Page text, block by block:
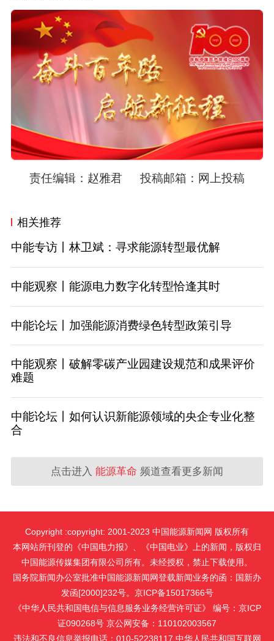
责任编辑：赵雅君 投稿邮箱： 网上投稿
相关推荐
中能专访丨林卫斌：寻求能源转型最优解
中能观察丨能源电力数字化转型恰逢其时
中能论坛丨加强能源消费绿色转型政策引导
中能观察丨破解零碳产业园建设规范和成果评价
难题
中能论坛丨如何认识新能源领域的央企专业化整
合
点击进入 能源革命 频道查看更多新闻
Copyright :copyright: 2001-2023 中国能源新闻网 版权所有
本网站所刊登的《中国电力报》、《中国电业》上的新闻，版权归
中国能源传媒集团有限公司所有。未经授权，禁止下载使用。
国务院新闻办公室批准中国能源新闻网登载新闻业务的函：国新办
发函[2000]232号。京ICP备15017366号
《中华人民共和国电信与信息服务业务经营许可证》 编号：京ICP
证090268号 京公网安备：110102003567
违法和不良信息举报电话：010-52238117 中华人民共和国互联网